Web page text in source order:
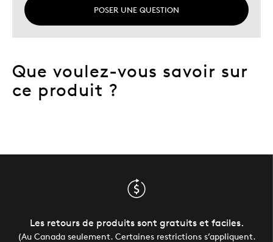
POSER UNE QUESTION
Que voulez-vous savoir sur
ce produit ?
Les retours de produits sont gratuits et faciles.
(Au Canada seulement. Certaines restrictions s’appliquent.